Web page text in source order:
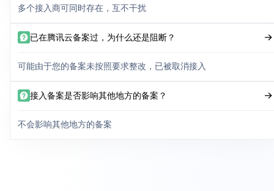
多个接入商可同时存在，互不干扰
已在腾讯云备案过，为什么还是阻断？
可能由于您的备案未按照要求整改，已被取消接入
接入备案是否影响其他地方的备案？
不会影响其他地方的备案